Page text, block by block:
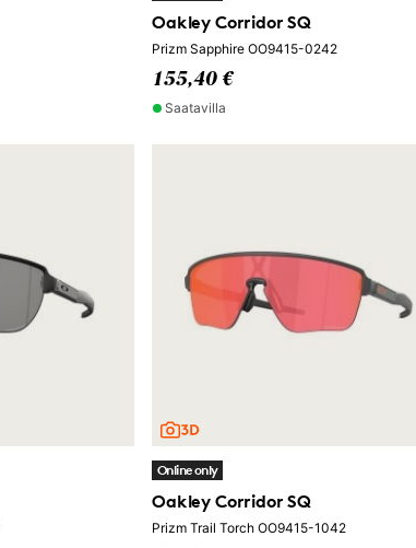
Oakley Corridor SQ
Prizm Sapphire OO9415-0242
155,40 €
Saatavilla
Online only
Oakley Corridor SQ
Prizm Trail Torch OO9415-1042